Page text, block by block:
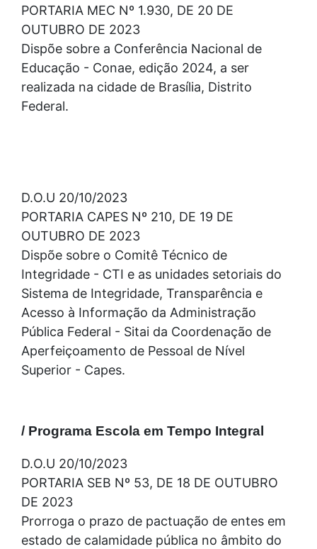
PORTARIA MEC Nº 1.930, DE 20 DE
OUTUBRO DE 2023
Dispõe sobre a Conferência Nacional de
Educação - Conae, edição 2024, a ser
realizada na cidade de Brasília, Distrito
Federal.
D.O.U 20/10/2023
PORTARIA CAPES Nº 210, DE 19 DE
OUTUBRO DE 2023
Dispõe sobre o Comitê Técnico de
Integridade - CTI e as unidades setoriais do
Sistema de Integridade, Transparência e
Acesso à Informação da Administração
Pública Federal - Sitai da Coordenação de
Aperfeiçoamento de Pessoal de Nível
Superior - Capes.
/ Programa Escola em Tempo Integral
D.O.U 20/10/2023
PORTARIA SEB Nº 53, DE 18 DE OUTUBRO
DE 2023
Prorroga o prazo de pactuação de entes em
estado de calamidade pública no âmbito do